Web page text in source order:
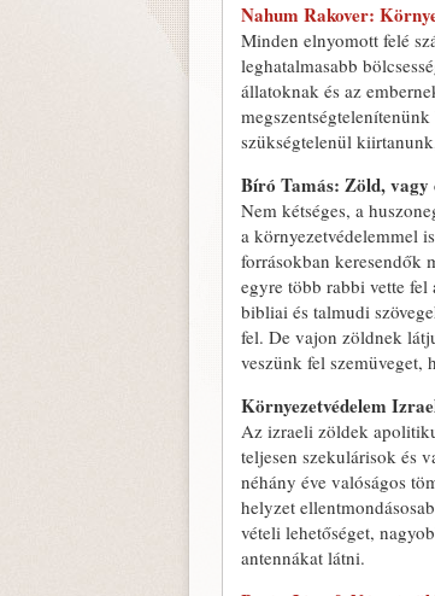
Nahum Rakover:
Minden elnyomott felé
leghatalmasabb
állatoknak és az
szükségtelenül
Bíró Tamás: Zöld, vagy
Nem kétséges, a
a környezetvédelemmel
forrásokban keresendők
egyre több rabbi vette
bibliai és talmudi
fel. De vajon zöldnek
veszünk fel szemüveget,
Környezetvédelem
Az izraeli zöldek
teljesen szekulárisok és
néhány éve valóságos
helyzet
vételi lehetőséget,
antennákat látni.